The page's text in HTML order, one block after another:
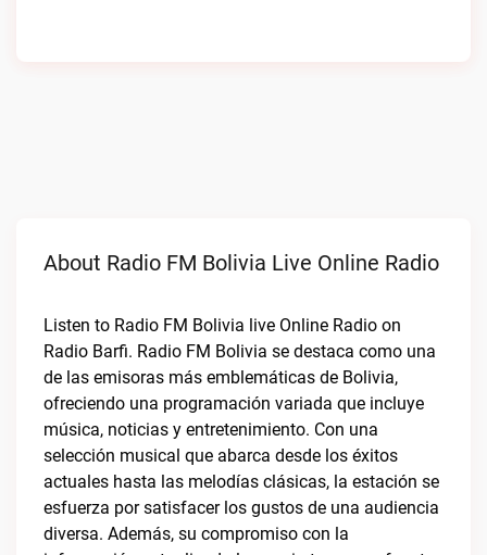
About Radio FM Bolivia Live Online Radio
Listen to Radio FM Bolivia live Online Radio on
Radio Barfi. Radio FM Bolivia se destaca como una
de las emisoras más emblemáticas de Bolivia,
ofreciendo una programación variada que incluye
música, noticias y entretenimiento. Con una
selección musical que abarca desde los éxitos
actuales hasta las melodías clásicas, la estación se
esfuerza por satisfacer los gustos de una audiencia
diversa. Además, su compromiso con la